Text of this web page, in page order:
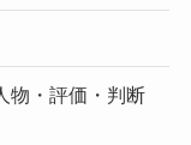
物・評価・判断